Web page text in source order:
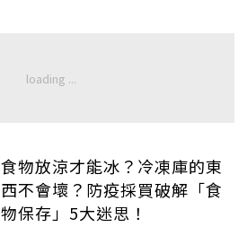
食物放涼才能冰？冷凍庫的東
西不會壞？防疫採買破解「食
物保存」5大迷思！